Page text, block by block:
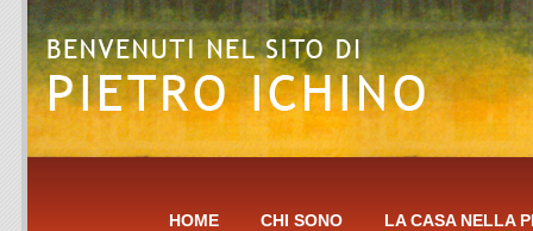
HOME CHI SONO LA CASA NELLA